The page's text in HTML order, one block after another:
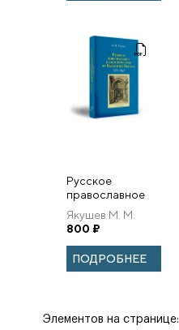
Русское
православное
паломничество
на Ближний
Восток в
контексте
османо-
Якушев М. М.
800 ₽
ПОДРОБНЕЕ
Элементов на странице: